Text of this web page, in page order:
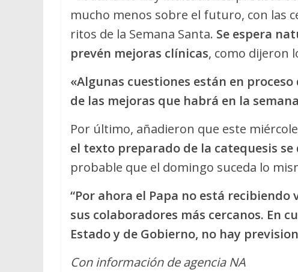
mucho menos sobre el futuro, con las
ritos de la Semana Santa. Se espera
prevén mejoras clínicas, como dijeron
«Algunas cuestiones están en
de las mejoras que habrá en la
Por último, añadieron que este
el texto preparado de la catequesis
probable que el domingo suceda lo
“Por ahora el Papa no está
sus colaboradores más cercanos. En
Estado y de Gobierno, no hay
Con información de agencia NA